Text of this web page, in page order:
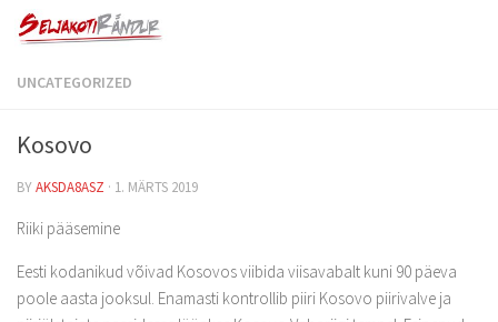
UNCATEGORIZED
Kosovo
BYAKSDA8ASZ · 1. MÄRTS 2019
Riiki pääsemine
Eesti kodanikud võivad Kosovos viibida viisavabalt kuni 90 päeva
poole aasta jooksul. Enamasti kontrollib piiri Kosovo piirivalve ja